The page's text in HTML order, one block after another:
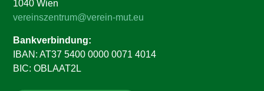
1040 Wien
vereinszentrum@verein-mut.eu
Bankverbindung:
IBAN: AT37 5400 0000 0071 4014
BIC: OBLAAT2L